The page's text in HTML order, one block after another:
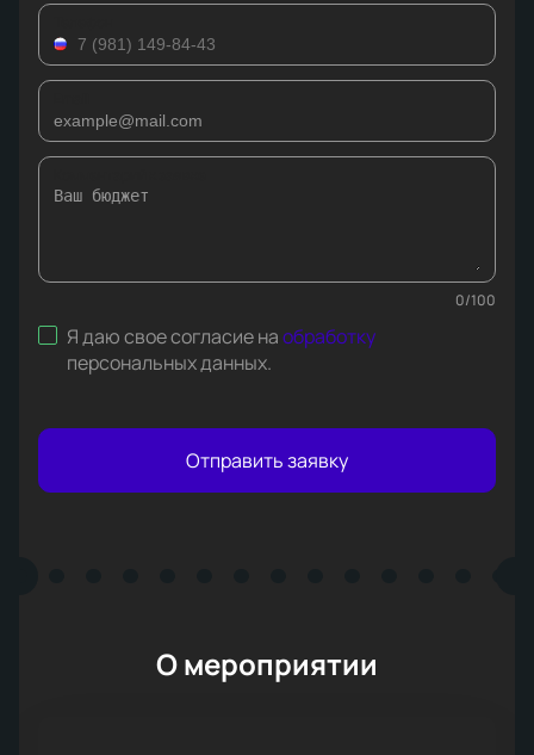
0/100
Я даю свое согласие наобработку
персональных данных.
Отправить заявку
О мероприятии